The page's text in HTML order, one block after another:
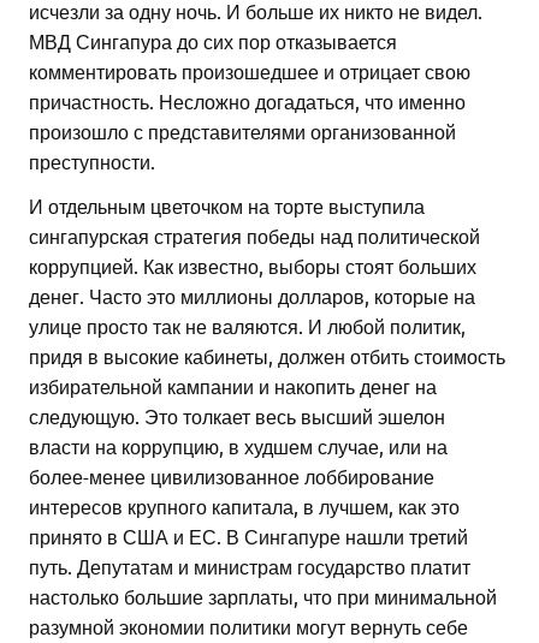
исчезли за одну ночь. И больше их никто не видел.
МВД Сингапура до сих пор отказывается
комментировать произошедшее и отрицает свою
причастность. Несложно догадаться, что именно
произошло с представителями организованной
преступности.
И отдельным цветочком на торте выступила
сингапурская стратегия победы над политической
коррупцией. Как известно, выборы стоят больших
денег. Часто это миллионы долларов, которые на
улице просто так не валяются. И любой политик,
придя в высокие кабинеты, должен отбить стоимость
избирательной кампании и накопить денег на
следующую. Это толкает весь высший эшелон
власти на коррупцию, в худшем случае, или на
более-менее цивилизованное лоббирование
интересов крупного капитала, в лучшем, как это
принято в США и ЕС. В Сингапуре нашли третий
путь. Депутатам и министрам государство платит
настолько большие зарплаты, что при минимальной
разумной экономии политики могут вернуть себе